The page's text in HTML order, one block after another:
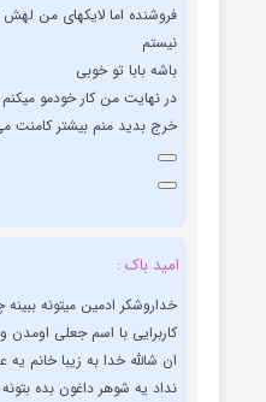
فروشنده اما لایکهای من لهش
نیستم
باشه بابا تو خوبی
در نهایت من کار خودمو
خرج بدید منم بیشتر کامنت
امید باک :
خداروشکر ادمین میتونه
کاربرایی با اسم جعلی اومدن
ان شالله خدا به زیبا خانم
نداد یه شوهر داغون بده